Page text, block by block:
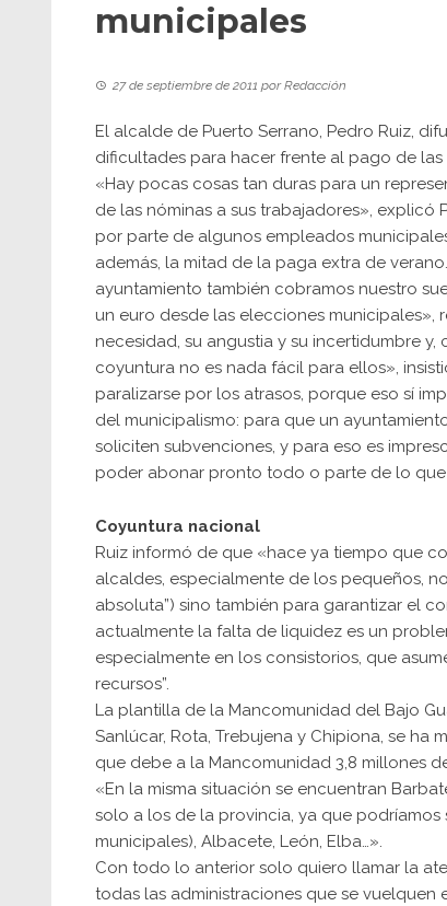
municipales
27 de septiembre de 2011 porRedacción
El alcalde de Puerto Serrano, Pedro Ruiz,
dificultades para hacer frente al pago de
«Hay pocas cosas tan duras para un
de las nóminas a sus trabajadores»,
por parte de algunos empleados
además, la mitad de la paga extra de
ayuntamiento también cobramos nuestro
un euro desde las elecciones
necesidad, su angustia y su incertidumbre
coyuntura no es nada fácil para ellos»,
paralizarse por los atrasos, porque eso sí
del municipalismo: para que un
soliciten subvenciones, y para eso es
poder abonar pronto todo o parte de lo
Coyuntura nacional
Ruiz informó de que «hace ya tiempo que
alcaldes, especialmente de los pequeños,
absoluta”) sino también para garantizar el
actualmente la falta de liquidez es un
especialmente en los consistorios, que
recursos”.
La plantilla de la Mancomunidad del Bajo
Sanlúcar, Rota, Trebujena y Chipiona, se ha
que debe a la Mancomunidad 3,8 millones
«En la misma situación se encuentran
solo a los de la provincia, ya que
municipales), Albacete, León, Elba…».
Con todo lo anterior solo quiero llamar la
todas las administraciones que se vuelquen